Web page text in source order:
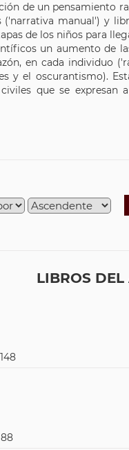
de un pensamiento
manual') y
de los niños para
un aumento de
en cada individuo
y el oscurantismo).
que se
LIBROS DEL